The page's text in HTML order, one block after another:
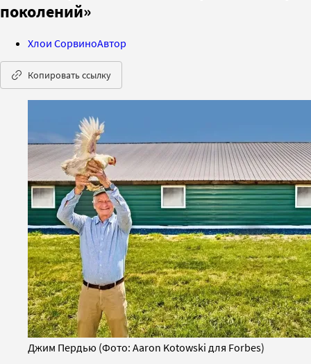
поколений»
Хлои СорвиноАвтор
Копировать ссылку
Джим Пердью (Фото: Aaron Kotowski для Forbes)